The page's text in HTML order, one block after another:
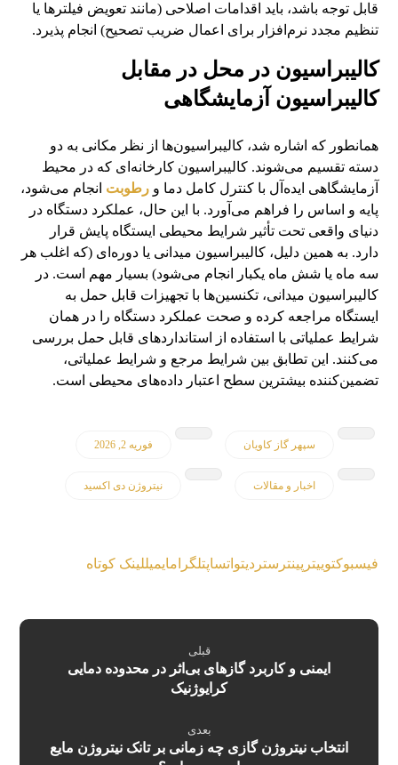
قابل توجه باشد، باید اقدامات اصلاحی (مانند تعویض فیلترها یا
تنظیم مجدد نرم‌افزار برای اعمال ضریب تصحیح) انجام پذیرد.
کالیبراسیون در محل در مقابل
کالیبراسیون آزمایشگاهی
همانطور که اشاره شد، کالیبراسیون‌ها از نظر مکانی به دو
دسته تقسیم می‌شوند. کالیبراسیون کارخانه‌ای که در محیط
آزمایشگاهی ایده‌آل با کنترل کامل دما ورطوبت انجام می‌شود،
پایه و اساس را فراهم می‌آورد. با این حال، عملکرد دستگاه در
دنیای واقعی تحت تأثیر شرایط محیطی ایستگاه پایش قرار
دارد. به همین دلیل، کالیبراسیون میدانی یا دوره‌ای (که اغلب هر
سه ماه یا شش ماه یکبار انجام می‌شود) بسیار مهم است. در
کالیبراسیون میدانی، تکنسین‌ها با تجهیزات قابل حمل به
ایستگاه مراجعه کرده و صحت عملکرد دستگاه را در همان
شرایط عملیاتی با استفاده از استانداردهای قابل حمل بررسی
می‌کنند. این تطابق بین شرایط مرجع و شرایط عملیاتی،
تضمین‌کننده بیشترین سطح اعتبار داده‌های محیطی است.
سپهر گاز کاویان فوریه 2, 2026
اخبار و مقالات نیتروژن دی اکسید
فیسبوکتوییتر پینترستردیتواتساپتلگرامایمیللینک کوتاه
قبلی
ایمنی و کاربرد گازهای بی‌اثر در محدوده دمایی
کرایوژنیک
بعدی
انتخاب نیتروژن گازی چه زمانی بر تانک نیتروژن مایع